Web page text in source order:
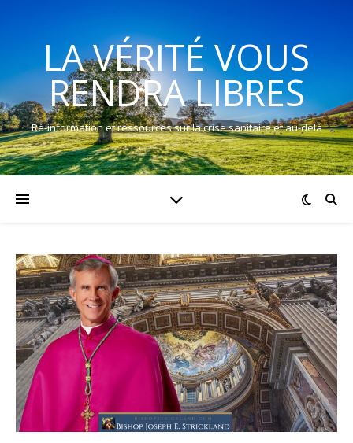
LA VÉRITÉ VOUS
RENDRA LIBRES
Ré-information et ressources sur la crise sanitaire et au-delà